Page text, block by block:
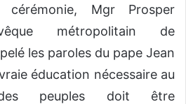
Mgr Prosper
métropolitain de
les paroles du pape Jean
éducation nécessaire au
des peuples doit être